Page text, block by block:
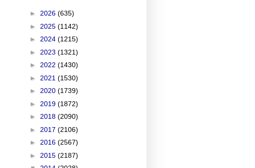
► 2026 (635)
► 2025 (1142)
► 2024 (1215)
► 2023 (1321)
► 2022 (1430)
► 2021 (1530)
► 2020 (1739)
► 2019 (1872)
► 2018 (2090)
► 2017 (2106)
► 2016 (2567)
► 2015 (2187)